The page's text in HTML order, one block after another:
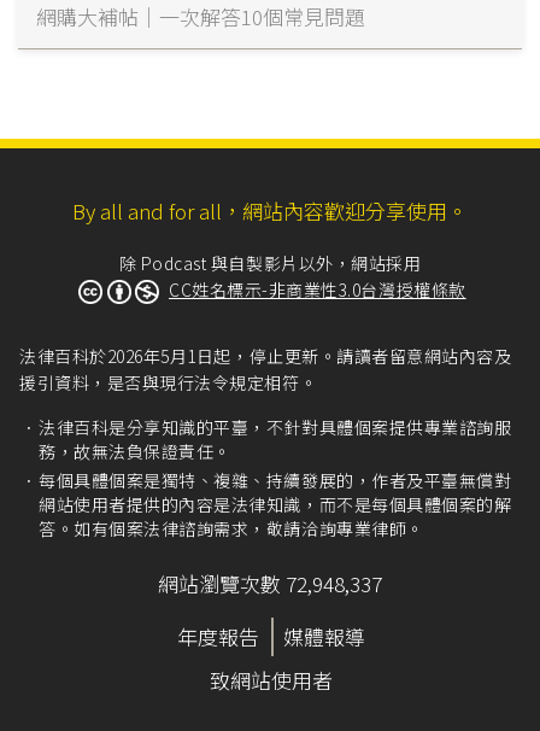
網購大補帖｜一次解答10個常見問題
By all and for all，網站內容歡迎分享使用。
除 Podcast 與自製影片以外，網站採用
CC姓名標示-非商業性3.0台灣授權條款
法律百科於2026年5月1日起，停止更新。請讀者留意網站內容及
援引資料，是否與現行法令規定相符。
法律百科是分享知識的平臺，不針對具體個案提供專業諮詢服
務，故無法負保證責任。
每個具體個案是獨特、複雜、持續發展的，作者及平臺無償對
網站使用者提供的內容是法律知識，而不是每個具體個案的解
答。如有個案法律諮詢需求，敬請洽詢專業律師。
網站瀏覽次數 72,948,337
年度報告
媒體報導
致網站使用者